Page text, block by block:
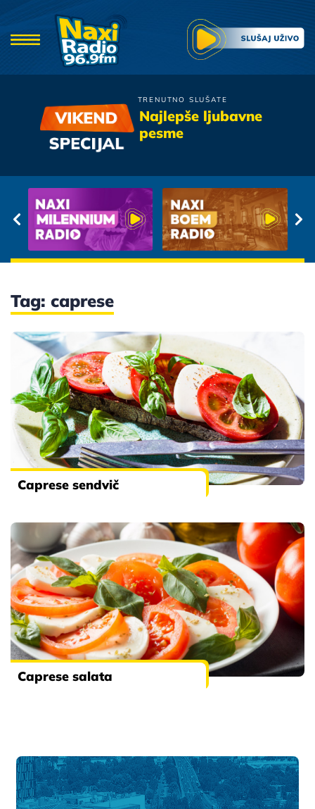
TRENUTNO SLUŠATE
Najlepše ljubavne
pesme
Zdravko Colic
Sacuvaj Me Boze Njene
Tag: caprese
Caprese sendvič
Caprese salata